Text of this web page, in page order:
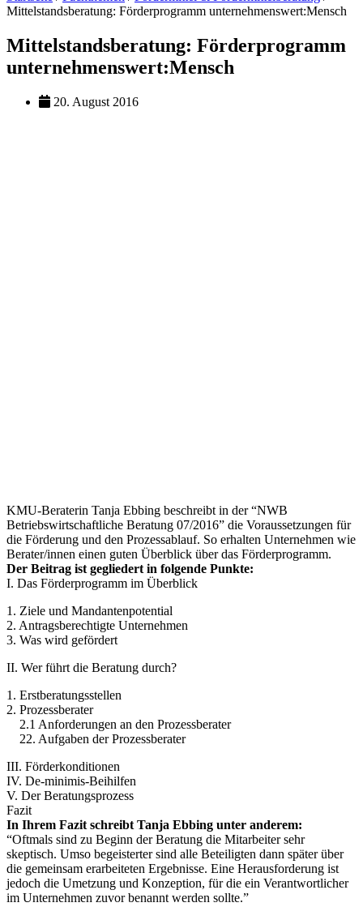
Mittelstandsberatung: Förderprogramm unternehmenswert:Mensch
Mittelstandsberatung: Förderprogramm
unternehmenswert:Mensch
20. August 2016
KMU-Beraterin Tanja Ebbing beschreibt in der “NWB
Betriebswirtschaftliche Beratung 07/2016” die Voraussetzungen für
die Förderung und den Prozessablauf. So erhalten Unternehmen wie
Berater/innen einen guten Überblick über das Förderprogramm.
Der Beitrag ist gegliedert in folgende Punkte:
I. Das Förderprogramm im Überblick
1. Ziele und Mandantenpotential
2. Antragsberechtigte Unternehmen
3. Was wird gefördert
II. Wer führt die Beratung durch?
1. Erstberatungsstellen
2. Prozessberater
2.1 Anforderungen an den Prozessberater
22. Aufgaben der Prozessberater
III. Förderkonditionen
IV. De-minimis-Beihilfen
V. Der Beratungsprozess
Fazit
In Ihrem Fazit schreibt Tanja Ebbing unter anderem:
“Oftmals sind zu Beginn der Beratung die Mitarbeiter sehr
skeptisch. Umso begeisterter sind alle Beteiligten dann später über
die gemeinsam erarbeiteten Ergebnisse. Eine Herausforderung ist
jedoch die Umetzung und Konzeption, für die ein Verantwortlicher
im Unternehmen zuvor benannt werden sollte.”